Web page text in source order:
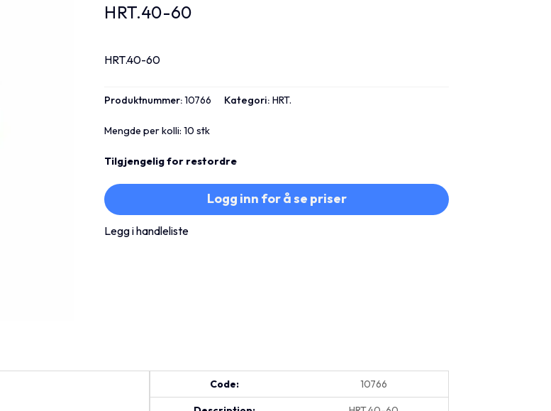
HRT.40-60
HRT.40-60
Produktnummer:10766 Kategori:HRT.
Mengde per kolli: 10 stk
Tilgjengelig for restordre
Logg inn for å se priser
Legg i handleliste
Code: 10766